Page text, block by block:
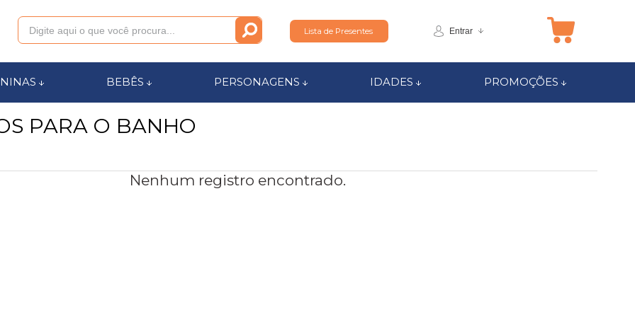
Lista de Presentes Entrar
BEBÊS PERSONAGENS IDADES PROMOÇÕES
PARA O BANHO
Nenhum registro encontrado.